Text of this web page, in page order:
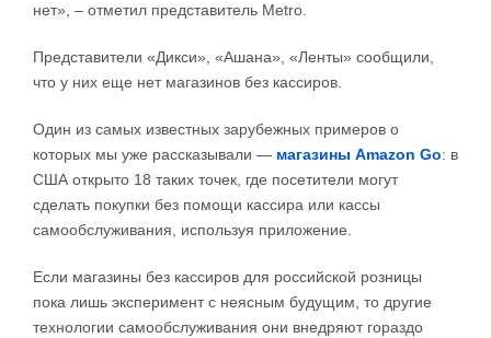
нет», – отметил представитель Metro.
Представители «Дикси», «Ашана», «Ленты» сообщили,
что у них еще нет магазинов без кассиров.
Один из самых известных зарубежных примеров о
которых мы уже рассказывали — магазины Amazon Go: в
США открыто 18 таких точек, где посетители могут
сделать покупки без помощи кассира или кассы
самообслуживания, используя приложение.
Если магазины без кассиров для российской розницы
пока лишь эксперимент с неясным будущим, то другие
технологии самообслуживания они внедряют гораздо